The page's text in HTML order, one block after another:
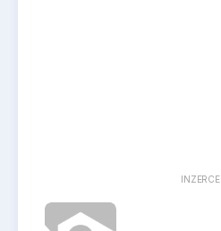
INZERCE